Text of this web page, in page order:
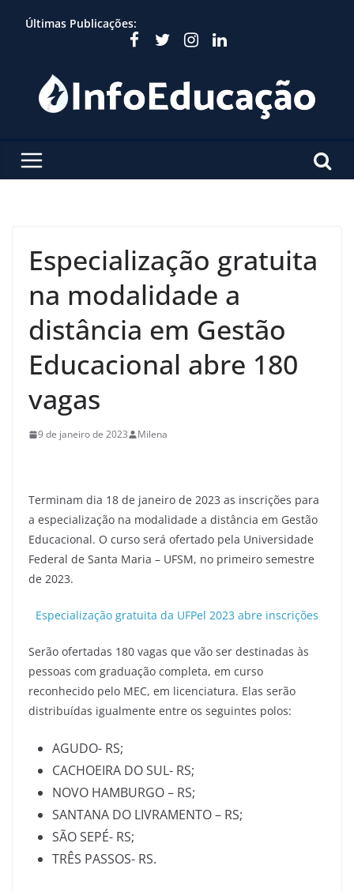
Últimas Publicações:
Especialização gratuita
na modalidade a
distância em Gestão
Educacional abre 180
vagas
9 de janeiro de 2023 Milena
Terminam dia 18 de janeiro de 2023 as inscrições para
a especialização na modalidade a distância em Gestão
Educacional. O curso será ofertado pela Universidade
Federal de Santa Maria – UFSM, no primeiro semestre
de 2023.
Especialização gratuita da UFPel 2023 abre inscrições
Serão ofertadas 180 vagas que vão ser destinadas às
pessoas com graduação completa, em curso
reconhecido pelo MEC, em licenciatura. Elas serão
distribuídas igualmente entre os seguintes polos:
AGUDO- RS;
CACHOEIRA DO SUL- RS;
NOVO HAMBURGO – RS;
SANTANA DO LIVRAMENTO – RS;
SÃO SEPÉ- RS;
TRÊS PASSOS- RS.